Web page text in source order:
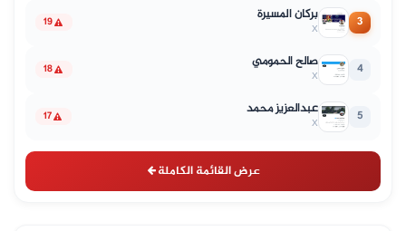
3 بركان المسيرة
X
19
4 صالح الحمومي
X
18
5 عبدالعزيز محمد
X
17
عرض القائمة الكاملة